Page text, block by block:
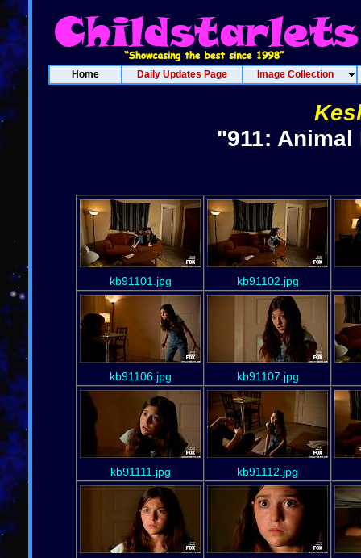
Home Daily Updates Page Image Collection
"911: Animal
kb91101.jpg kb91102.jpg
kb91106.jpg kb91107.jpg
kb91111.jpg kb91112.jpg